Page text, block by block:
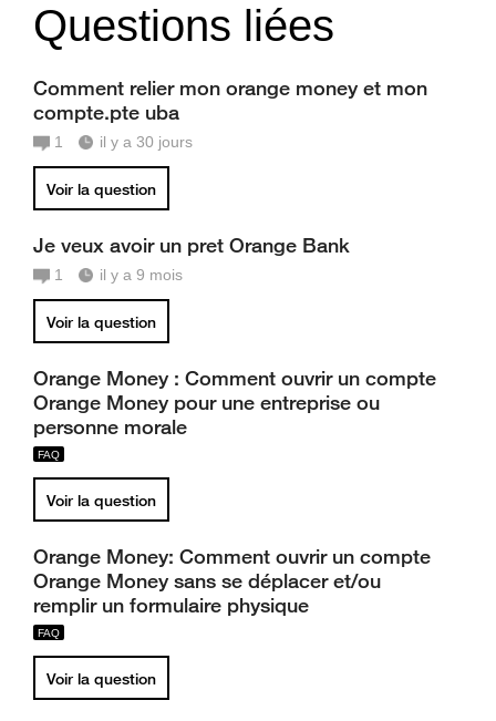
Questions liées
Comment relier mon orange money et mon
compte.pte uba
1 il y a 30 jours
Voir la question
Je veux avoir un pret Orange Bank
1 il y a 9 mois
Voir la question
Orange Money : Comment ouvrir un compte
Orange Money pour une entreprise ou
personne morale
Voir la question
Orange Money: Comment ouvrir un compte
Orange Money sans se déplacer et/ou
remplir un formulaire physique
Voir la question